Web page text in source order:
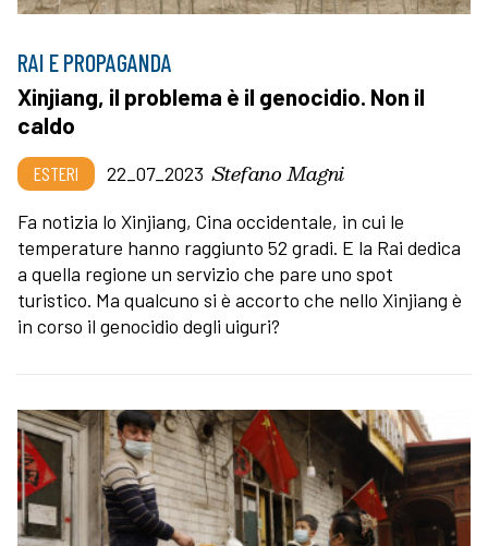
RAI E PROPAGANDA
Xinjiang, il problema è il genocidio. Non il
caldo
ESTERI 22_07_2023 Stefano Magni
Fa notizia lo Xinjiang, Cina occidentale, in cui le
temperature hanno raggiunto 52 gradi. E la Rai dedica
a quella regione un servizio che pare uno spot
turistico. Ma qualcuno si è accorto che nello Xinjiang è
in corso il genocidio degli uiguri?